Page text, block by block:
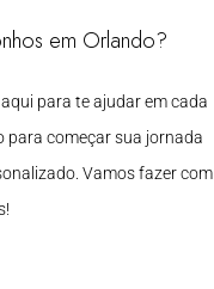
em Orlando?
aqui para te ajudar em cada
para começar sua jornada
Vamos fazer com